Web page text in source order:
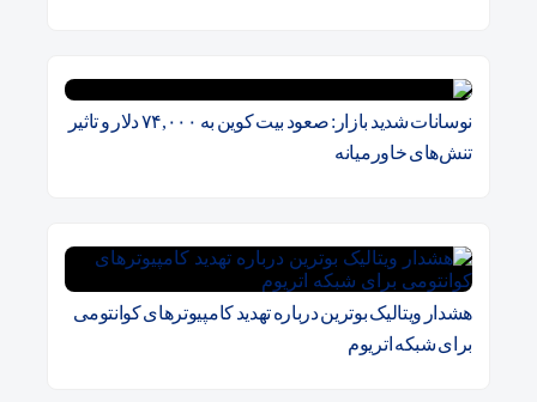
نوسانات شدید بازار: صعود بیت کوین به ۷۴,۰۰۰ دلار و تاثیر
تنش‌های خاورمیانه
هشدار ویتالیک بوترین درباره تهدید کامپیوترهای کوانتومی
برای شبکه اتریوم